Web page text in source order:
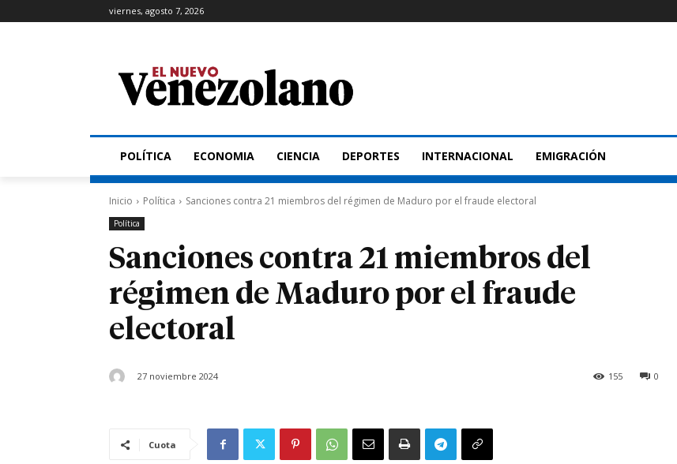
viernes, agosto 7, 2026
POLÍTICA ECONOMIA CIENCIA DEPORTES INTERNACIONAL EMIGRACIÓN
Inicio Política Sanciones contra 21 miembros del régimen de Maduro por el fraude electoral
Política
Sanciones contra 21 miembros del
régimen de Maduro por el fraude
electoral
27 noviembre 2024 0
155
Cuota